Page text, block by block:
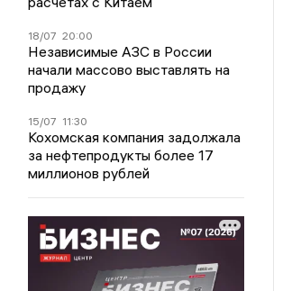
18/07 20:00
Независимые АЗС в России
начали массово выставлять на
продажу
15/07 11:30
Кохомская компания задолжала
за нефтепродукты более 17
миллионов рублей